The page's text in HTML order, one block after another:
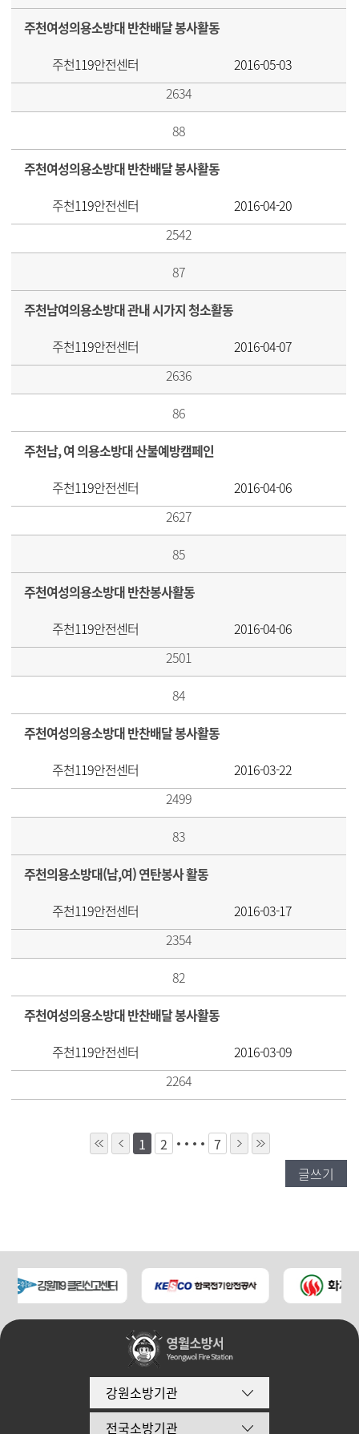
주천여성의용소방대 반찬배달 봉사활동
주천119안전센터
2016-05-03
2634
88
주천여성의용소방대 반찬배달 봉사활동
주천119안전센터
2016-04-20
2542
87
주천남여의용소방대 관내 시가지 청소활동
주천119안전센터
2016-04-07
2636
86
주천남, 여 의용소방대 산불예방캠페인
주천119안전센터
2016-04-06
2627
85
주천여성의용소방대 반찬봉사활동
주천119안전센터
2016-04-06
2501
84
주천여성의용소방대 반찬배달 봉사활동
주천119안전센터
2016-03-22
2499
83
주천의용소방대(남,여) 연탄봉사 활동
주천119안전센터
2016-03-17
2354
82
주천여성의용소방대 반찬배달 봉사활동
주천119안전센터
2016-03-09
2264
1 2
7
글쓰기
강원소방기관
전국소방기관